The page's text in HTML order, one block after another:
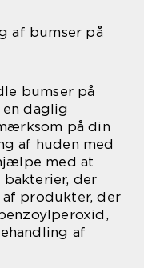
af bumser på
bumser på
daglig
på din
af huden med
med at
der
produkter, der
af